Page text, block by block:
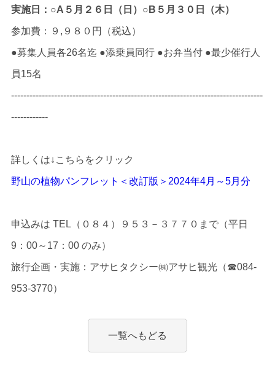
実施日：○A５月２６日（日）○B５月３０日（木）
参加費：９,９８０円（税込）
●募集人員各26名迄 ●添乗員同行 ●お弁当付 ●最少催行人
員15名
----------------------------------------------------------------------------------
------------
詳しくは↓こちらをクリック
野山の植物パンフレット＜改訂版＞2024年4月～5月分
申込みは TEL（０８４）９５３－３７７０まで（平日
9：00～17：00 のみ）
旅行企画・実施：アサヒタクシー㈱アサヒ観光（☎084-
953-3770）
一覧へもどる